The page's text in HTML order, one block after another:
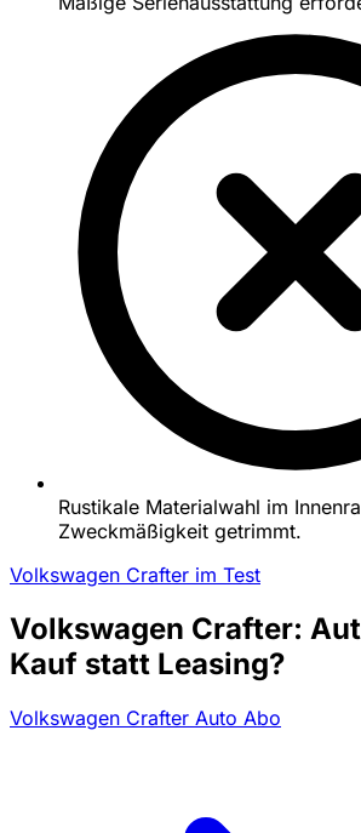
Rustikale Materialwahl im
Zweckmäßigkeit getrimmt.
Volkswagen Crafter im Test
Volkswagen Crafter:
Kauf statt Leasing?
Volkswagen Crafter Auto Abo